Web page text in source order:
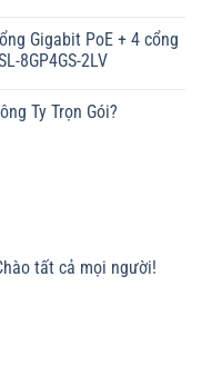
Gigabit PoE + 4 cổng
8GP4GS-2LV
Ty Trọn Gói?
tất cả mọi người!